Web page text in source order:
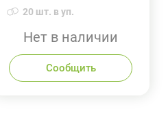
20 шт. в уп.
Нет в наличии
Сообщить